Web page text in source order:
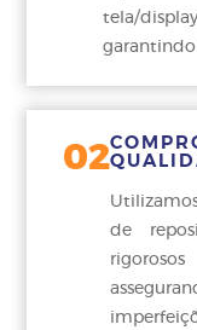
tela/
garantindo
02
de